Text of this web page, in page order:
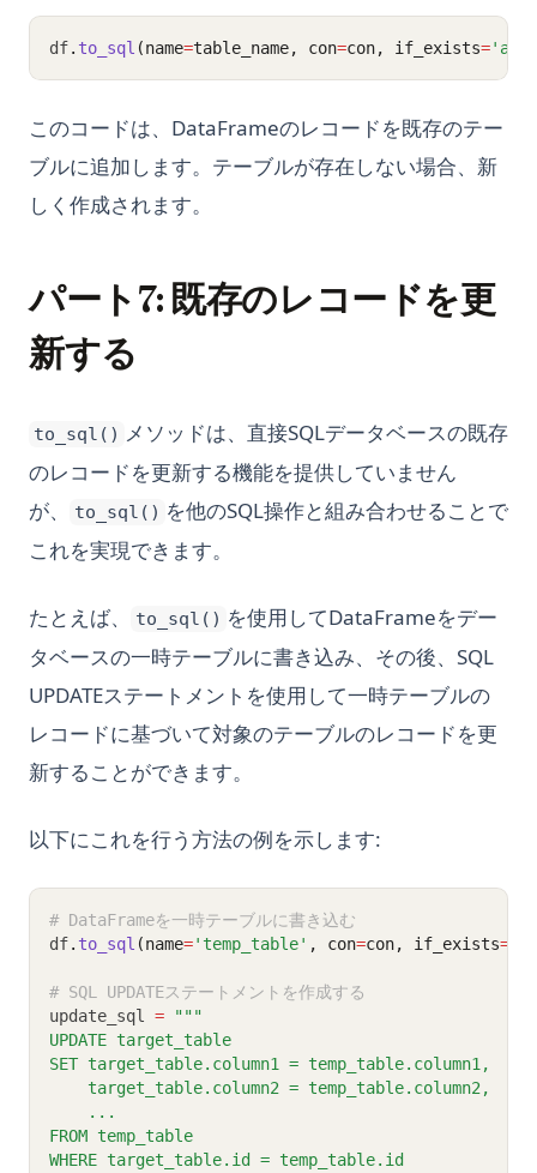
df. to_sql (name=table_name, con=con, if_exists=
このコードは、DataFrameのレコードを既存のテー
ブルに追加します。テーブルが存在しない場合、新
しく作成されます。
パート7: 既存のレコードを更
新する
to_sql() メソッドは、直接SQLデータベースの既存
のレコードを更新する機能を提供していません
が、
to_sql() を他のSQL操作と組み合わせることで
これを実現できます。
たとえば、 to_sql() を使用してDataFrameをデー
タベースの一時テーブルに書き込み、その後、SQL
UPDATEステートメントを使用して一時テーブルの
レコードに基づいて対象のテーブルのレコードを更
新することができます。
以下にこれを行う方法の例を示します:
# DataFrameを一時テーブルに書き込む
df. to_sql (name='temp_table' , con=con, if_exists=
# SQL UPDATEステートメントを作成する
update_sql =
"""
UPDATE target_table
SET target_table.column1 = temp_table.column1,
    target_table.column2 = temp_table.column2,
    ...
FROM temp_table
WHERE target_table.id = temp_table.id